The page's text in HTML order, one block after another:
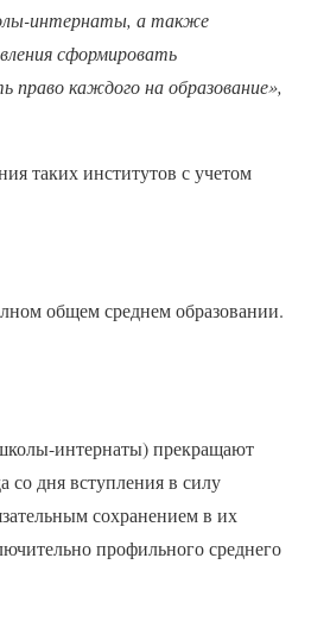
интернаты, а также
сформировать
каждого на образование»,
таких институтов с учетом
общем среднем образовании.
интернаты) прекращают
со дня вступления в силу
сохранением в их
профильного среднего